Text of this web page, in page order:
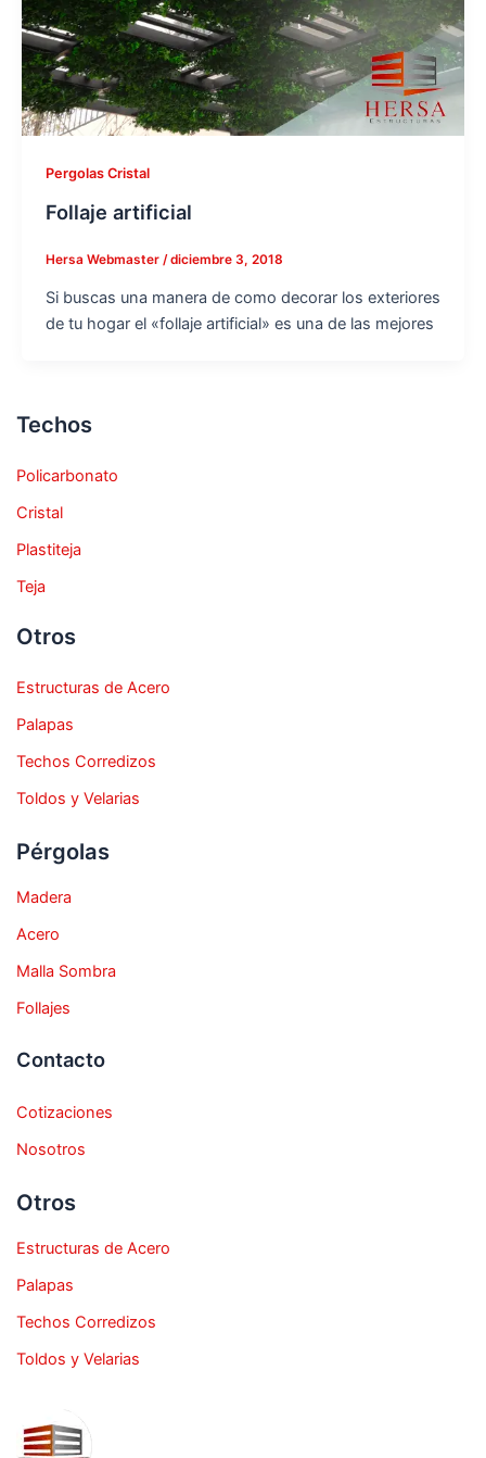
Pergolas Cristal
Follaje artificial
Hersa Webmaster /diciembre 3, 2018
Si buscas una manera de como decorar los exteriores
de tu hogar el «follaje artificial» es una de las mejores
Techos
Policarbonato
Cristal
Plastiteja
Teja
Otros
Estructuras de Acero
Palapas
Techos Corredizos
Toldos y Velarias
Pérgolas
Madera
Acero
Malla Sombra
Follajes
Contacto
Cotizaciones
Nosotros
Otros
Estructuras de Acero
Palapas
Techos Corredizos
Toldos y Velarias